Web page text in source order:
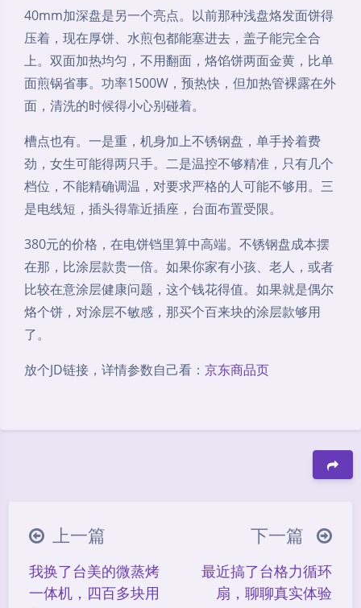
40mm加深盘是另一个亮点。以前那种浅盘烙发面饼得
压着，现在厚饼、水煎包都能塞进去，盖子能完全合
上。双面加热均匀，不用翻面，烙馅饼两面金黄，比单
面煎锅省事。功率1500W，预热快，但加热管裸露在外
面，清洗的时候得小心别碰着。
槽点也有。一是重，机身加上不锈钢盘，单手拎着费
劲，女生可能得两只手。二是温控不够精准，只有几个
档位，不能精确调温，对要求严格的人可能不够用。三
是电线短，插头得靠近插座，台面布置受限。
380元的价格，在电饼铛里算中高端。不锈钢盘成本摆
在那，比涂层款贵一倍。如果你家有小孩、老人，或者
比较在意涂层健康问题，这个钱花得值。如果就是偶尔
烙个饼，对涂层不敏感，那买个百来块的涂层款够用
了。
放个JD链接，详情参数自己看： 京东商品页
上一篇
我换了台美的微蒸烤
一体机，四百多块用
下一篇
最近搞了台格力循环
扇，聊聊真实体验